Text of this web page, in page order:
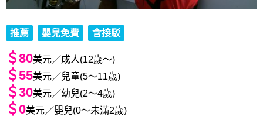
推薦 嬰兒免費 含接駁
＄80美元／成人(12歲～)
＄55美元／兒童(5～11歲)
＄30美元／幼兒(2～4歲)
＄0美元／嬰兒(0～未滿2歲)